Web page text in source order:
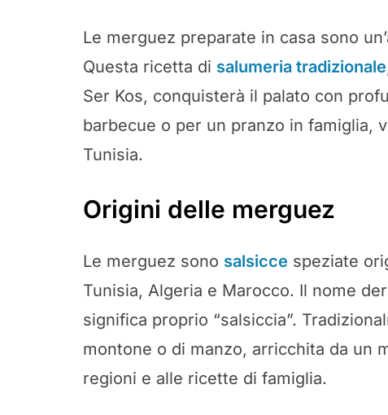
Le merguez preparate in casa sono
Questa ricetta di salumeria tradizionale
Ser Kos, conquisterà il palato con
barbecue o per un pranzo in famiglia,
Tunisia.
Origini delle merguez
Le merguez sono salsicce speziate
Tunisia, Algeria e Marocco. Il nome
significa proprio “salsiccia”.
montone o di manzo, arricchita da un
regioni e alle ricette di famiglia.